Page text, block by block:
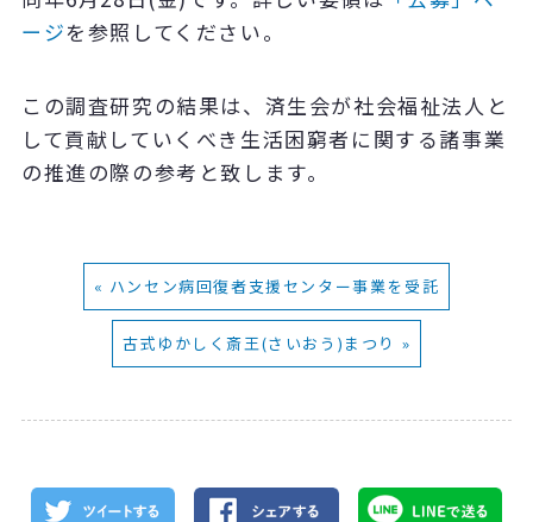
ージを参照してください。
この調査研究の結果は、済生会が社会福祉法人と
して貢献していくべき生活困窮者に関する諸事業
の推進の際の参考と致します。
« ハンセン病回復者支援センター事業を受託
古式ゆかしく斎王(さいおう)まつり »